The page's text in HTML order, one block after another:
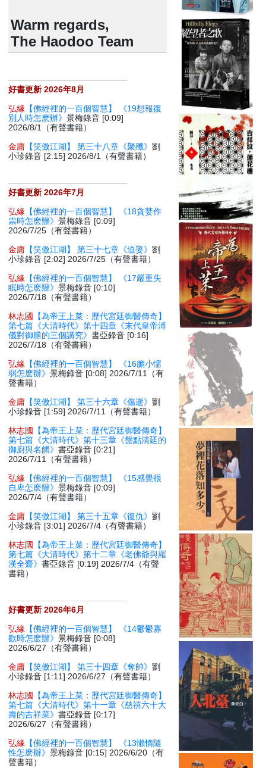
Warm regards,
The Haodoo Team
好書更新 2026年8月
弘緣 【佛經裡的一百個智慧】 《19想報復
別人時怎麽辦》景梅錄音 [0:09]
2026/8/1（有聲書籍）
金庸 【笑傲江湖】 第三十八章《聚殲》劉
小珍錄音 [2:15] 2026/8/1（有聲書籍）
好書更新 2026年7月
弘緣 【佛經裡的一百個智慧】 《18貪婪作
祟時怎麽辦》景梅錄音 [0:09]
2026/7/25（有聲書籍）
金庸 【笑傲江湖】 第三十七章《迫娶》劉
小珍錄音 [2:02] 2026/7/25（有聲書籍）
弘緣 【佛經裡的一百個智慧】 《17嚴重失
眠時怎麽辦》景梅錄音 [0:10]
2026/7/18（有聲書籍）
林志國
【為帝王上菜：歷代宮廷御醫傳奇】
第七篇《大清時代》第十四章《末代皇帝溥
儀對御膳的三個講究》書亞錄音 [0:16]
2026/7/18（有聲書籍）
弘緣 【佛經裡的一百個智慧】 《16膽小懦
弱怎麽辦》景梅錄音 [0:08] 2026/7/11（有
聲書籍）
金庸 【笑傲江湖】 第三十六章《傷逝》劉
小珍錄音 [1:59] 2026/7/11（有聲書籍）
林志國
【為帝王上菜：歷代宮廷御醫傳奇】
第七篇《大清時代》第十三章《盤點清廷的
御廚與名餚》書亞錄音 [0:21]
2026/7/11（有聲書籍）
弘緣 【佛經裡的一百個智慧】 《15感覺很
自卑怎麽辦》景梅錄音 [0:09]
2026/7/4（有聲書籍）
金庸 【笑傲江湖】 第三十五章《復仇》劉
小珍錄音 [3:01] 2026/7/4（有聲書籍）
林志國
【為帝王上菜：歷代宮廷御醫傳奇】
第七篇《大清時代》第十二章《老佛爺與羅
漢全齋》書亞錄音 [0:19] 2026/7/4（有聲
書籍）
好書更新 2026年6月
弘緣 【佛經裡的一百個智慧】 《14鬱鬱寡
歡時怎麽辦》景梅錄音 [0:08]
2026/6/27（有聲書籍）
金庸 【笑傲江湖】 第三十四章《奪帥》劉
小珍錄音 [1:11] 2026/6/27（有聲書籍）
林志國
【為帝王上菜：歷代宮廷御醫傳奇】
第七篇《大清時代》第十一章《慈禧六十大
壽的吉祥菜》書亞錄音 [0:17]
2026/6/27（有聲書籍）
弘緣 【佛經裡的一百個智慧】 《13懶惰隨
性怎麽辦》景梅錄音 [0:15] 2026/6/20（有
聲書籍）